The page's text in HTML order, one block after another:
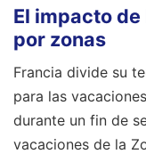
El impacto
por zonas
Francia divide su
para las
durante un fin de
vacaciones de la